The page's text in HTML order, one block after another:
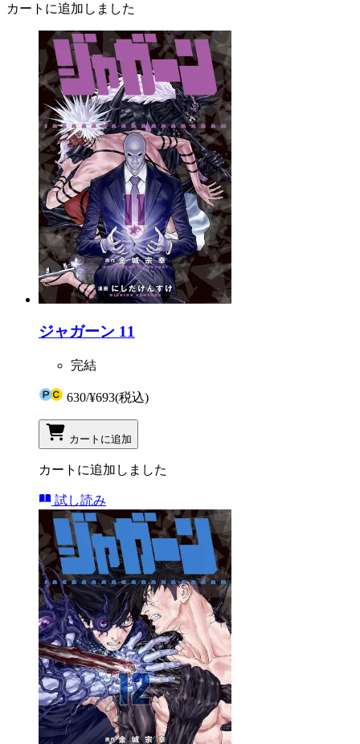
カートに追加しました
ジャガーン 11
完結
630/¥693(税込)
カートに追加
カートに追加しました
試し読み